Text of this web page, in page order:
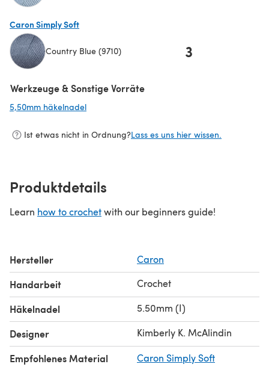
Caron Simply Soft
Country Blue (9710) 3
Werkzeuge & Sonstige Vorräte
5,50mm häkelnadel
Ist etwas nicht in Ordnung?Lass es uns hier wissen.
Produktdetails
Learn how to crochetwith our beginners guide!
Hersteller Caron
Handarbeit Crochet
Häkelnadel 5.50mm (I)
Designer Kimberly K. McAlindin
Empfohlenes Material Caron Simply Soft